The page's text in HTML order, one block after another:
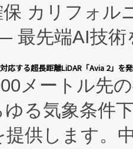
イチェーン
が高く、持
用した現地生
用負担を大
幅に拡大する
Continuous
カリフォル
最先端AI技術
ンド：本社
）と、エンタ
は、日本にあ
システム（
応する超長距離LiDAR「Avia 2」を
メートル先
ゆる気象条件
供します。